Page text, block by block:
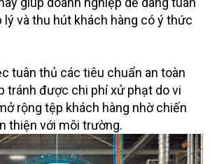
lý và thu hút khách hàng có ý thức
tuân thủ các tiêu chuẩn an toàn
tránh được chi phí xử phạt do vi
rộng tệp khách hàng nhờ chiến
thiện với môi trường.